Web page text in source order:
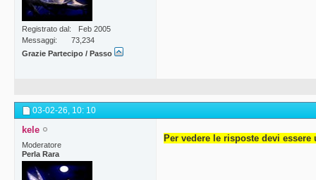
Registrato dal
Feb 2005
Messaggi
73,234
Grazie Partecipo / Passo
03-02-26, 10: 10
kele
Moderatore
Perla Rara
Per vedere le risposte devi essere